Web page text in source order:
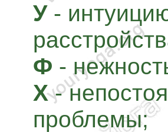
У-
Ф -
X-
проблемы;